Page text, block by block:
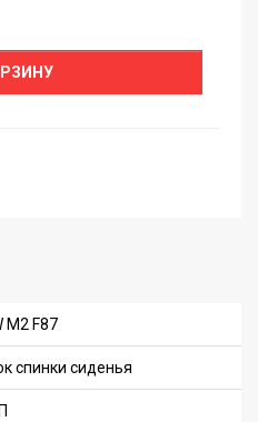
M2 F87
спинки сиденья